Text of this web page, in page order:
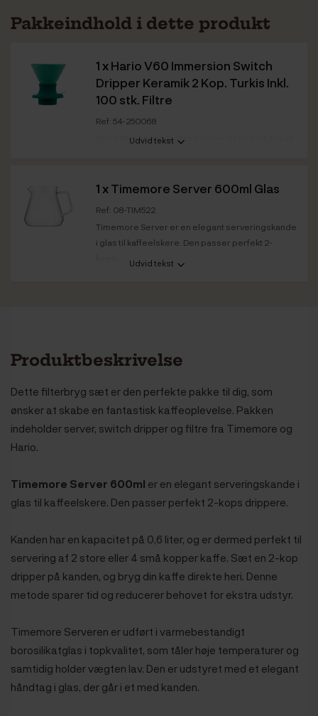
Pakkeindhold i dette produkt
1 xHario V60 Immersion Switch
Dripper Keramik 2 Kop. Turkis Inkl.
100 stk. Filtre
Ref: 54-250068
Hario Immersion Switch Dripper er en ny måde at
Udvid tekst
1 xTimemore Server 600ml Glas
Ref: 08-TIM522
Timemore Server er en elegant serveringskande
i glas til kaffeelskere. Den passer perfekt 2-
Udvid tekst
Produktbeskrivelse
Dette filterbryg sæt er den perfekte pakke til dig, som
ønsker at skabe en fantastisk kaffeoplevelse. Pakken
indeholder server, switch dripper og filtre fra Timemore og
Hario.
Timemore Server 600ml er en elegant serveringskande i
glas til kaffeelskere. Den passer perfekt 2-kops drippere.
Kanden har en kapacitet på 0,6 liter, og er dermed perfekt til
servering af 2 store eller 4 små kopper kaffe. Sæt en 2-kop
dripper på kanden, og bryg din kaffe direkte heri. Denne
metode sparer tid og reducerer behovet for ekstra udstyr.
Timemore Serveren er udført i varmebestandigt
borosilikatglas i topkvalitet, som tåler høje temperaturer og
samtidig holder vægten lav. Den er udstyret med et elegant
håndtag i glas, der går i et med kanden.